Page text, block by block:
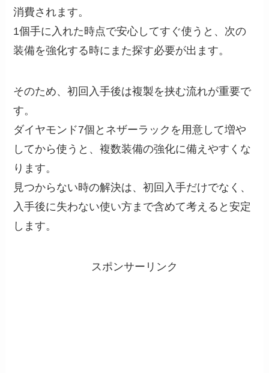
消費されます。
1個手に入れた時点で安心してすぐ使うと、次の
装備を強化する時にまた探す必要が出ます。
そのため、初回入手後は複製を挟む流れが重要で
す。
ダイヤモンド7個とネザーラックを用意して増や
してから使うと、複数装備の強化に備えやすくな
ります。
見つからない時の解決は、初回入手だけでなく、
入手後に失わない使い方まで含めて考えると安定
します。
スポンサーリンク